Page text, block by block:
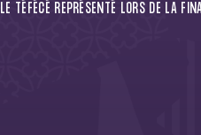
LE TÉFÉCÉ REPRÉSENTÉ LORS DE LA